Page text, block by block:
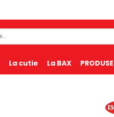
La cutie La BAX